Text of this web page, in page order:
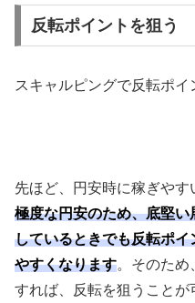
反転ポイントを狙う
スキャルピングで反転ポイ
先ほど、円安時に稼ぎやす
極度な円安のため、底堅
しているときでも反転ポ
やすくなります。そのため
すれば、反転を狙うことが